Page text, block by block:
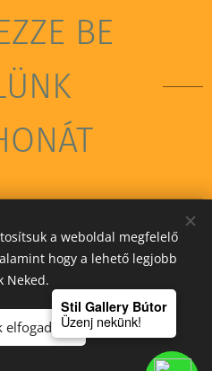
BE
KFT
a weboldal megfelelő
hogy a lehető legjobb
Neked.
elfogadása
Stil Gallery Bútor
Üzenj nekünk!